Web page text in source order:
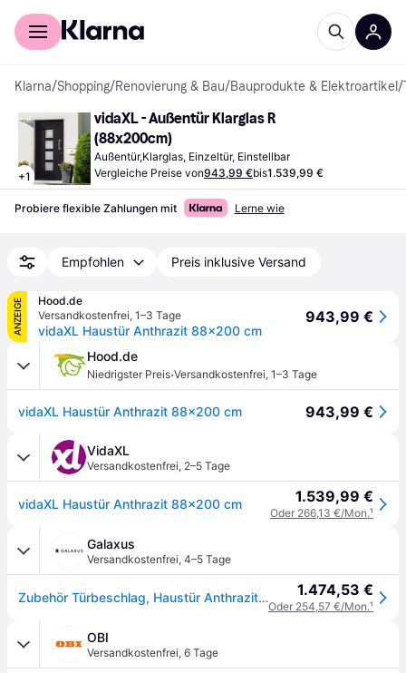
Für Shopper
Klarna/Shopping/Renovierung & Bau/Bauprodukte & Elektroartikel /
+1
vidaXL - Außentür Klarglas R
(88x200cm)
Außentür,Klarglas, Einzeltür, Einstellbar
Vergleiche Preise von943,99 €bis1.539,99 €
Probiere flexible Zahlungen mit Lerne wie
Empfohlen Preis inklusive Versand
ANZEIGE
Hood.de
Versandkostenfrei, 1–3 Tage
vidaXL Haustür Anthrazit 88x200 cm
943,99 €
Hood.de
Niedrigster Preis·Versandkostenfrei, 1–3 Tage
vidaXL Haustür Anthrazit 88x200 cm 943,99 €
VidaXL
Versandkostenfrei, 2–5 Tage
vidaXL Haustür Anthrazit 88x200 cm 1.539,99 €
Oder 266,13 €/Mon.¹
Galaxus
Versandkostenfrei, 4–5 Tage
Zubehör Türbeschlag, Haustür Anthrazit 88x200 cm 1.474,53 €
Oder 254,57 €/Mon.¹
OBI
Versandkostenfrei, 6 Tage